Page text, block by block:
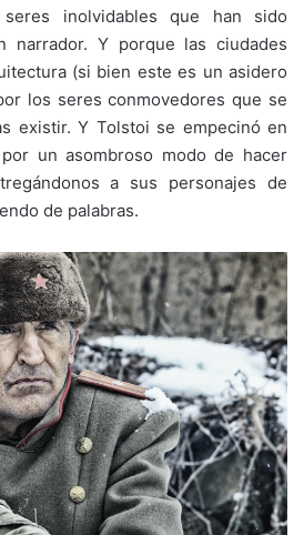
inolvidables que han sido
narrador. Y porque las ciudades
(si bien este es un asidero
los seres conmovedores que se
existir. Y Tolstoi se empecinó en
un asombroso modo de hacer
a sus personajes de
de palabras.